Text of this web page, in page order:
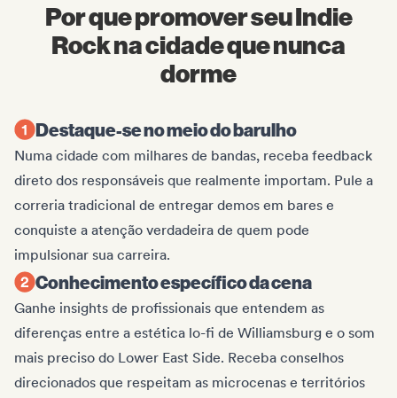
Por que promover seu Indie
Rock na cidade que nunca
dorme
Destaque-se no meio do barulho
Numa cidade com milhares de bandas, receba feedback
direto dos responsáveis que realmente importam. Pule a
correria tradicional de entregar demos em bares e
conquiste a atenção verdadeira de quem pode
impulsionar sua carreira.
Conhecimento específico da cena
Ganhe insights de profissionais que entendem as
diferenças entre a estética lo-fi de Williamsburg e o som
mais preciso do Lower East Side. Receba conselhos
direcionados que respeitam as microcenas e territórios